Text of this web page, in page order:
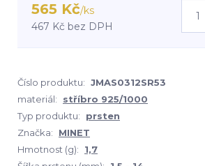
565 Kč/ks
467 Kč bez DPH
Číslo produktu: JMAS0312SR53
materiál:
stříbro 925/1000
Typ produktu:
prsten
Značka:
MINET
Hmotnost (g):
1,7